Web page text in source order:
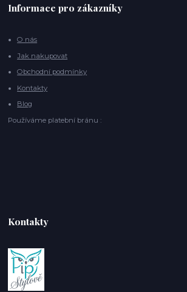
Informace pro zákazníky
O nás
Jak nakupovat
Obchodní podmínky
Kontakty
Blog
Používáme platební bránu :
Kontakty